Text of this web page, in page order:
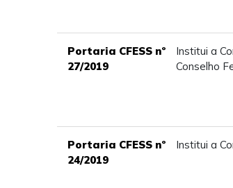
Portaria CFESS nº
27/2019
Institui a
Conselho
Portaria CFESS nº
24/2019
Institui a